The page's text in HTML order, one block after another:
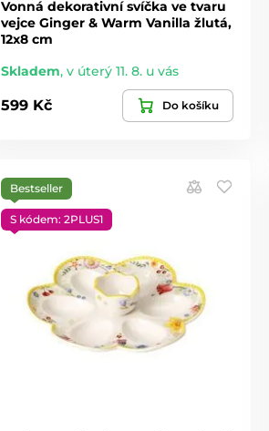
Vonná dekorativní svíčka ve tvaru
vejce Ginger & Warm Vanilla žlutá,
12x8 cm
Skladem, v úterý 11. 8. u vás
599 Kč Do košíku
Bestseller
S kódem: 2PLUS1